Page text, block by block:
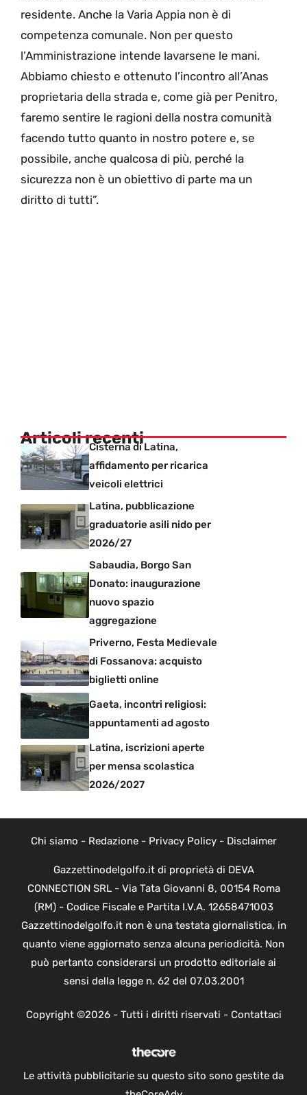
residente. Anche la Varia Appia non è di
competenza comunale. Non per questo
l’Amministrazione intende lavarsene le mani.
Abbiamo chiesto e ottenuto l’incontro all’Anas
proprietaria della strada e, come già per Penitro,
faremo sentire le ragioni della nostra comunità
facendo tutto quanto in nostro potere e, se
possibile, anche qualcosa di più, perché la
sicurezza non è un obiettivo di parte ma un
diritto di tutti”.
Articoli recenti
Cisterna di Latina,
affidamento per ricarica
veicoli elettrici
Latina, pubblicazione
graduatorie asili nido per
2026/27
Sabaudia, Borgo San
Donato: inaugurazione
nuovo spazio
aggregazione
Priverno, Festa Medievale
di Fossanova: acquisto
biglietti online
Gaeta, incontri religiosi:
appuntamenti ad agosto
Latina, iscrizioni aperte
per mensa scolastica
2026/2027
Chi siamo - Redazione- Privacy Policy- Disclaimer
Gazzettinodelgolfo.it di proprietà di DEVA
CONNECTION SRL - Via Tata Giovanni 8, 00154 Roma
(RM) - Codice Fiscale e Partita I.V.A. 12658471003
Gazzettinodelgolfo.it non è una testata giornalistica, in
quanto viene aggiornato senza alcuna periodicità. Non
può pertanto considerarsi un prodotto editoriale ai
sensi della legge n. 62 del 07.03.2001
Copyright ©2026 - Tutti i diritti riservati - Contattaci
Le attività pubblicitarie su questo sito sono gestite da